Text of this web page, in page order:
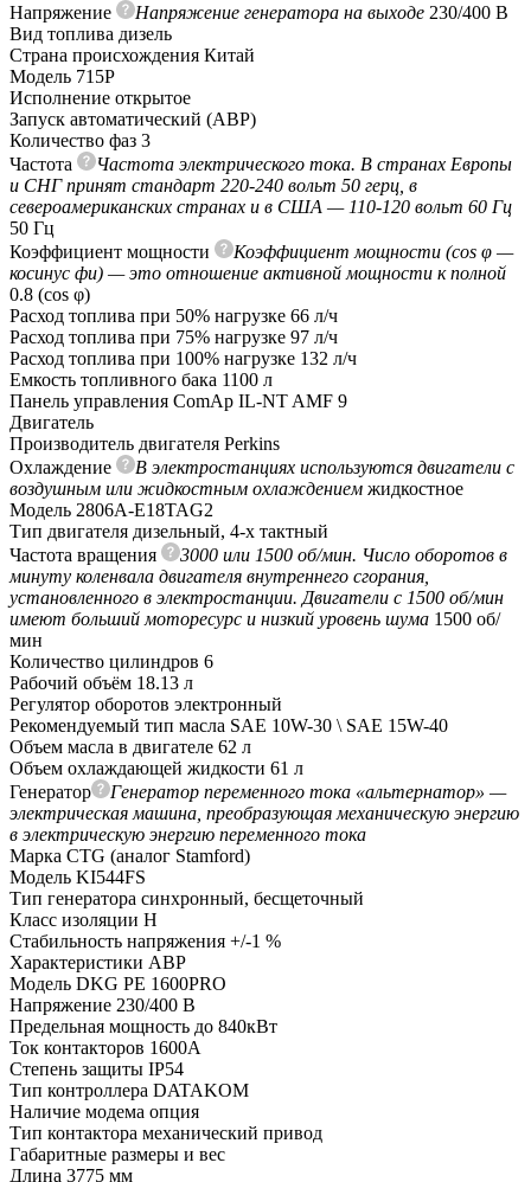
Напряжение
Напряжение генератора на выходе 230/400 В
Вид топлива дизель
Страна происхождения Китай
Модель 715P
Исполнение открытое
Запуск автоматический (АВР)
Количество фаз 3
Частота
Частота электрического тока. В странах Европы
и СНГ принят стандарт 220-240 вольт 50 герц, в
североамериканских странах и в США — 110-120 вольт 60 Гц
50 Гц
Коэффициент мощности
Коэффициент мощности (cos φ —
косинус фи) — это отношение активной мощности к полной
0.8 (сos φ)
Расход топлива при 50% нагрузке 66 л/ч
Расход топлива при 75% нагрузке 97 л/ч
Расход топлива при 100% нагрузке 132 л/ч
Емкость топливного бака 1100 л
Панель управления ComAp IL-NT AMF 9
Двигатель
Производитель двигателя Perkins
Охлаждение
В электростанциях используются двигатели с
воздушным или жидкостным охлаждением жидкостное
Модель 2806A-E18TAG2
Тип двигателя дизельный, 4-х тактный
Частота вращения
3000 или 1500 об/мин. Число оборотов в
минуту коленвала двигателя внутреннего сгорания,
установленного в электростанции. Двигатели с 1500 об/мин
имеют больший моторесурс и низкий уровень шума 1500 об/
мин
Количество цилиндров 6
Рабочий объём 18.13 л
Регулятор оборотов электронный
Рекомендуемый тип масла SAE 10W-30 \ SAE 15W-40
Объем масла в двигателе 62 л
Объем охлаждающей жидкости 61 л
Генератор
Генератор переменного тока «альтернатор» —
электрическая машина, преобразующая механическую энергию
в электрическую энергию переменного тока
Марка CTG (аналог Stamford)
Модель KI544FS
Тип генератора синхронный, бесщеточный
Класс изоляции H
Стабильность напряжения +/-1 %
Характеристики АВР
Модель DKG PE 1600PRO
Напряжение 230/400 В
Предельная мощность до 840кВт
Ток контакторов 1600A
Степень защиты IP54
Тип контроллера DATAKOM
Наличие модема опция
Тип контактора механический привод
Габаритные размеры и вес
Длина 3775 мм